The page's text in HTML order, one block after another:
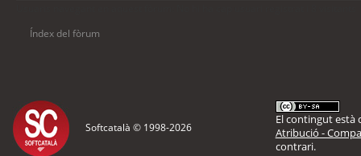
Índex del fòrum
Softcatalà © 1998-2026
El contingut està
Atribució -
contrari.